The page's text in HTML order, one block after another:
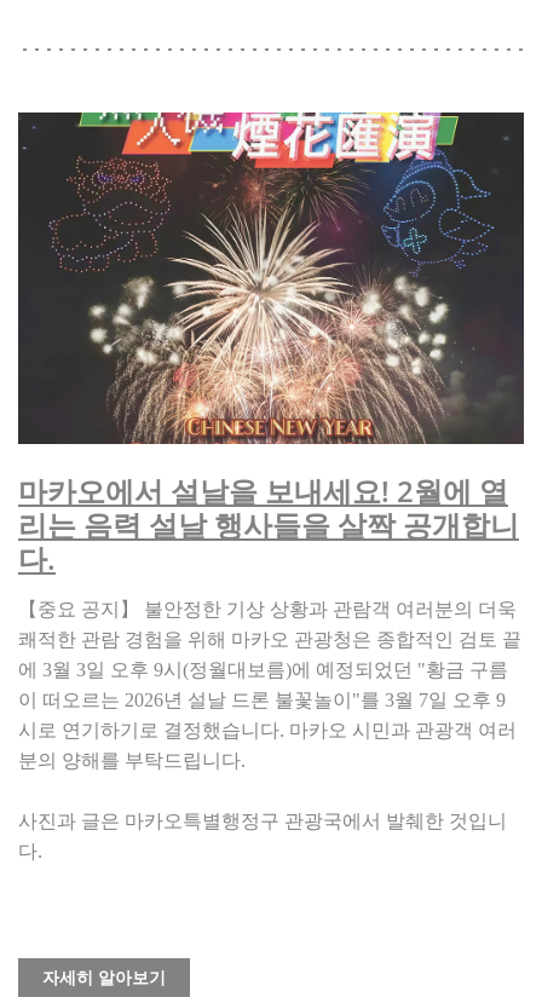
마카오에서 설날을 보내세요! 2월에 열
리는 음력 설날 행사들을 살짝 공개합니
다.
【중요 공지】 불안정한 기상 상황과 관람객 여러분의 더욱
쾌적한 관람 경험을 위해 마카오 관광청은 종합적인 검토 끝
에 3월 3일 오후 9시(정월대보름)에 예정되었던 "황금 구름
이 떠오르는 2026년 설날 드론 불꽃놀이"를 3월 7일 오후 9
시로 연기하기로 결정했습니다. 마카오 시민과 관광객 여러
분의 양해를 부탁드립니다.
사진과 글은 마카오특별행정구 관광국에서 발췌한 것입니
다.
자세히 알아보기